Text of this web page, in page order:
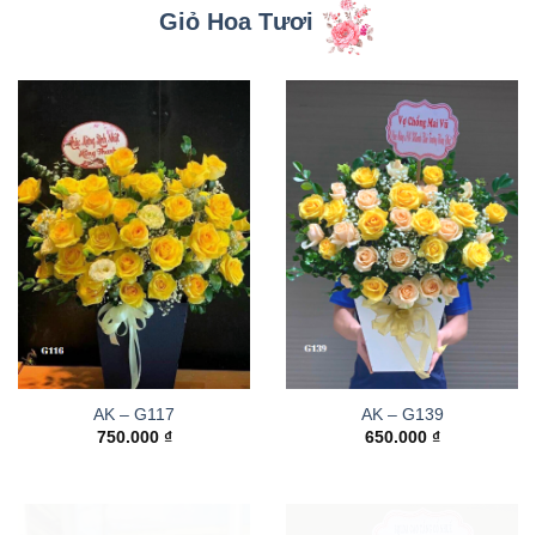
Giỏ Hoa Tươi
AK – G117
750.000 ₫
AK – G139
650.000 ₫